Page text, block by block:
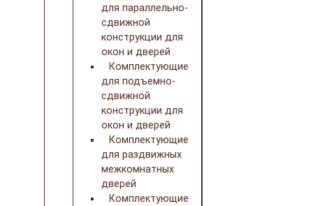
для параллельно-
сдвижной
конструкции для
окон и дверей
Комплектующие
для подъемно-
сдвижной
конструкции для
окон и дверей
Комплектующие
для раздвижных
межкомнатных
дверей
Комплектующие